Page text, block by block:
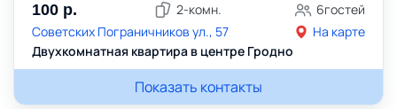
100 р. 2-комн. 6гостей
Советских Пограничников ул., 57
На карте
Двухкомнатная квартира в центре Гродно
Показать контакты